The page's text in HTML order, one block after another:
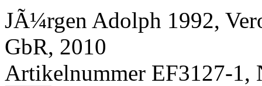
JÃ¼rgen Adolph 1992,
GbR, 2010
Artikelnummer EF3127-1,